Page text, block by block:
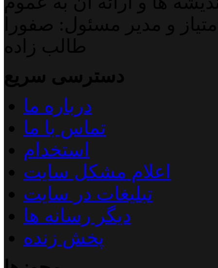
و مدیر مسئول: صفورا
طالب زاده
دسترسی سریع
درباره ما
تماس با ما
استخدام
اعلام مشکل سایت
تبلیغات در سایت
دیگر رسانه ها
پخش زنده